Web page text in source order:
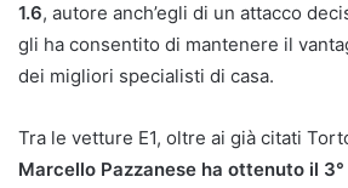
1.6, autore anch’egli di un attacco
gli ha consentito di mantenere il
dei migliori specialisti di casa.
Tra le vetture E1, oltre ai già citati
Marcello Pazzanese ha ottenuto il 3°